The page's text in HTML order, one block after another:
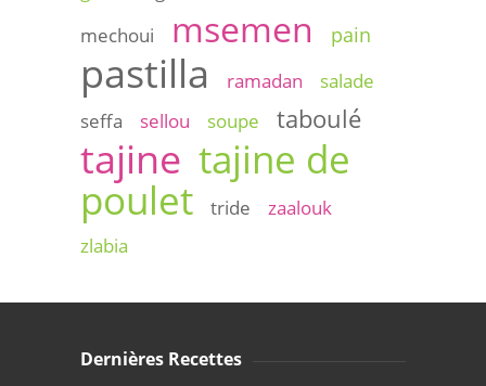
mechoui
msemen pain
pastilla ramadan
salade
seffa
sellou soupe taboulé
tajine tajine de
poulet
tride
zaalouk
zlabia
Dernières Recettes